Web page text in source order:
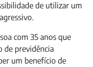
de utilizar um
com 35 anos que
de previdência
um benefício de